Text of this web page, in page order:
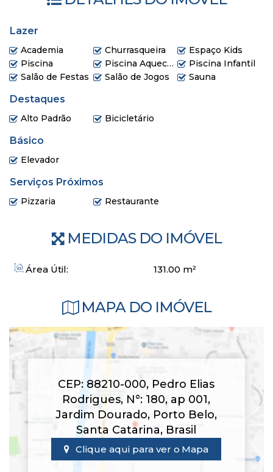
Salão de festas
Prainha
Espaço zen (com mirante)
Fireplace
Braseiro
Charutaria
Entrada R$ 256.107,39
Parcelamento 41x R$ 14.054,67
Outros R$ 128.053,70
Chaves R$ 768.322,18
Empreendimento moderno e elegante
Sustentabilidade e arquitetura contemporânea
Entre em contato agora e agende sua visita!
Lazer
Academia Churrasqueira
Espaço Kids
Piscina
Piscina Aquecida
Piscina Infantil
Salão de Festas
Salão de Jogos Sauna
Destaques
Alto Padrão Bicicletário
Básico
Elevador
Serviços Próximos
Pizzaria Restaurante
MEDIDAS DO IMÓVEL
Área Útil: 131.00 m²
MAPA DO IMÓVEL
CEP: 88210-000, Pedro Elias
Rodrigues, N°: 180, ap 001,
Jardim Dourado, Porto Belo,
Santa Catarina, Brasil
Clique aqui para ver o Mapa